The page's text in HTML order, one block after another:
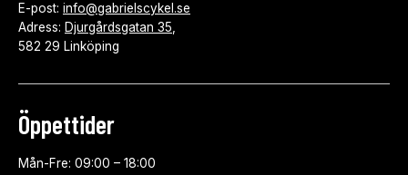
E-post: info@gabrielscykel.se
Adress: Djurgårdsgatan 35
582 29 Linköping
Öppettider
Mån-Fre: 09:00 – 18:00